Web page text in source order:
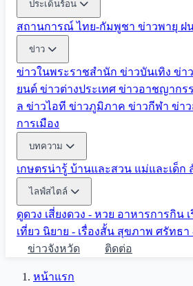
ประเด็นร้อน
สถานการณ์ ไทย-กัมพูชา ข่าวพายุ ฝ
ข่าว
ข่าวในพระราชสำนัก ข่าวบันเทิง ข่า
ยนต์ ข่าวต่างประเทศ ข่าวอาชญากร
ล ข่าวไอที ข่าวภูมิภาค ข่าวกีฬา ข่า
การเมือง
บทความ
เกษตรน่ารู้ บ้านและสวน แม่และเด็ก
ไลฟ์สไตล์
ดูดวง เสี่ยงดวง - หวย อาหารการกิน
เที่ยว นิยาย - เรื่องสั้น สุขภาพ ศรัทธา
ข่าวจังหวัด
ติดต่อ
หน้าแรก